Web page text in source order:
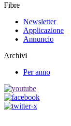
Fibre
Newsletter
Applicazione
Annuncio
Archivi
Per anno